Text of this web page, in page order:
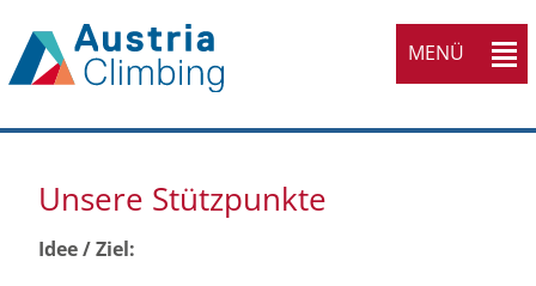
MENÜ
Unsere Stützpunkte
Idee / Ziel: